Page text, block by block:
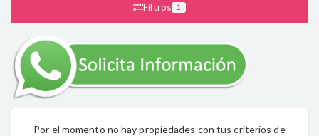
Filtros 1
Por el momento no hay propiedades con tus criterios de